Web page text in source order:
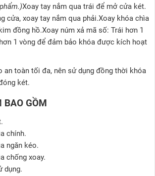
Xoay tay nắm qua trái để mở cửa két.
cửa, xoay tay nắm qua phải.Xoay khóa chìa
đồng hồ.Xoay núm xả mã số: Trái hơn 1
1 vòng để đảm bảo khóa được kích hoạt
an toàn tối đa, nên sử dụng đồng thời khóa
két.
BAO GỒM
chính.
ngăn kéo.
chống xoay.
dụng.